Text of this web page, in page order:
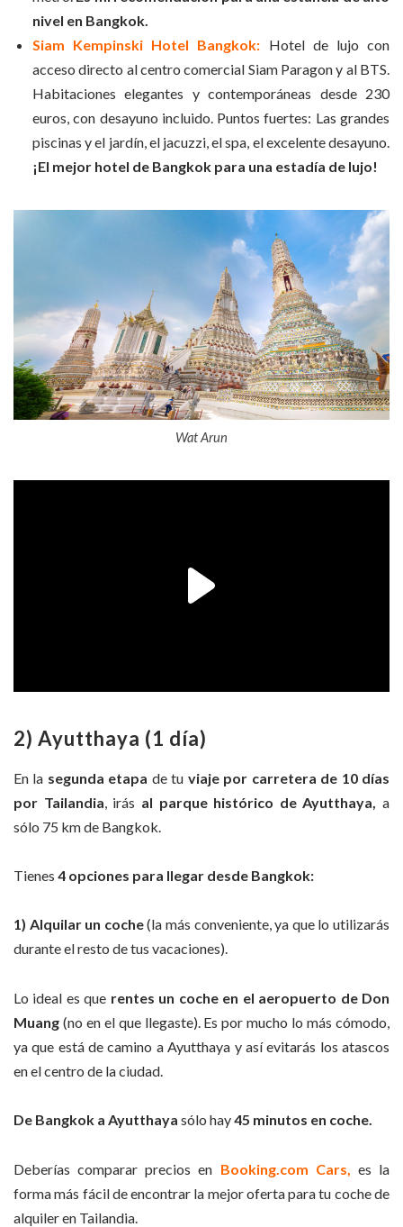
nivel en Bangkok.
Siam Kempinski Hotel Bangkok: Hotel de lujo con
acceso directo al centro comercial Siam Paragon y al BTS.
Habitaciones elegantes y contemporáneas desde 230
euros, con desayuno incluido. Puntos fuertes: Las grandes
piscinas y el jardín, el jacuzzi, el spa, el excelente desayuno.
¡El mejor hotel de Bangkok para una estadía de lujo!
Wat Arun
2) Ayutthaya (1 día)
En la segunda etapa de tu viaje por carretera de 10 días
por Tailandia , irás al parque histórico de Ayutthaya,
a
sólo 75 km de Bangkok.
Tienes 4 opciones para llegar desde Bangkok:
1) Alquilar un coche(la más conveniente, ya que lo utilizarás
durante el resto de tus vacaciones).
Lo ideal es que rentes un coche en el aeropuerto de Don
Muang (no en el que llegaste). Es por mucho lo más cómodo,
ya que está de camino a Ayutthaya y así evitarás los atascos
en el centro de la ciudad.
De Bangkok a Ayutthaya sólo hay45 minutos en coche.
Deberías comparar precios en Booking.com Cars,
es la
forma más fácil de encontrar la mejor oferta para tu coche de
alquiler en Tailandia.